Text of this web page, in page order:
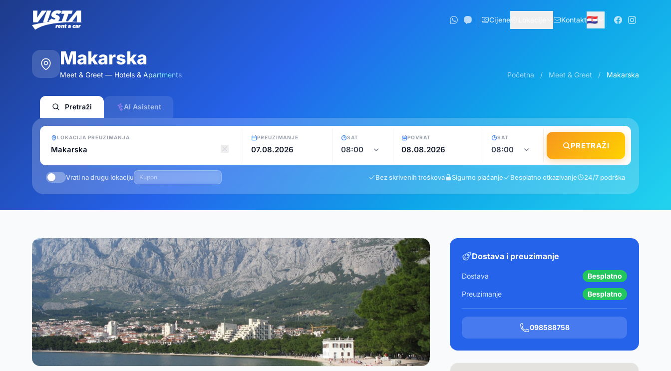
Cijene Kontakt🇭🇷
Makarska
Meet & Greet — Hotels & Apartments Početna / Meet & Greet / Makarska
Pretraži AI Asistent
LOKACIJA PREUZIMANJA PREUZIMANJE SAT POVRAT SAT
PRETRAŽI
Vrati na drugu lokaciju Bez skrivenih troškova Sigurno plaćanje Besplatno otkazivanje 24/7 podrška
Dostava i preuzimanje
Dostava Besplatno
Preuzimanje Besplatno
098588758